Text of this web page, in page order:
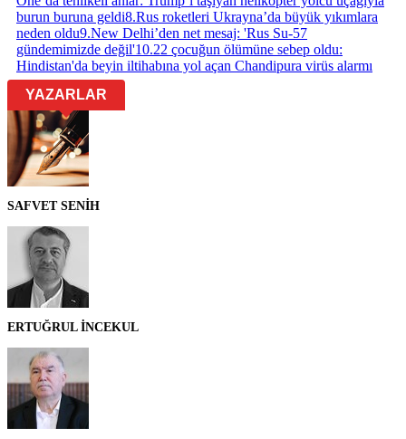
burun buruna geldi8.Rus roketleri Ukrayna’da büyük yıkımlara
neden oldu9.New Delhi’den net mesaj: 'Rus Su-57
gündemimizde değil'10.22 çocuğun ölümüne sebep oldu:
Hindistan'da beyin iltihabına yol açan Chandipura virüs alarmı
YAZARLAR
SAFVET SENİH
ERTUĞRUL İNCEKUL